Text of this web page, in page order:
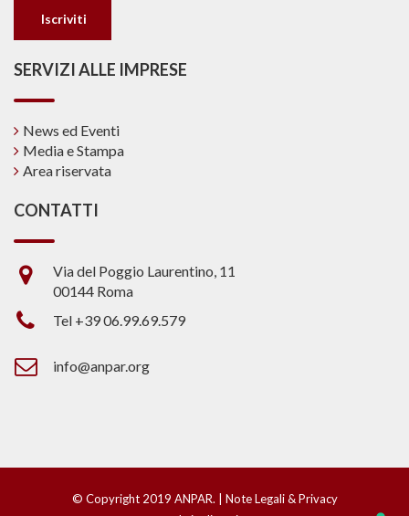
SERVIZI ALLE IMPRESE
News ed Eventi
Media e Stampa
Area riservata
CONTATTI
Via del Poggio Laurentino, 11
00144 Roma
Tel +39 06.99.69.579
info@anpar.org
© Copyright 2019 ANPAR. | Note Legali & Privacy